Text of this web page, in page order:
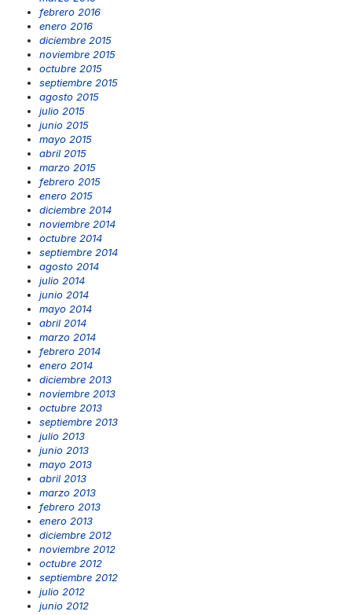
febrero 2016
enero 2016
diciembre 2015
noviembre 2015
octubre 2015
septiembre 2015
agosto 2015
julio 2015
junio 2015
mayo 2015
abril 2015
marzo 2015
febrero 2015
enero 2015
diciembre 2014
noviembre 2014
octubre 2014
septiembre 2014
agosto 2014
julio 2014
junio 2014
mayo 2014
abril 2014
marzo 2014
febrero 2014
enero 2014
diciembre 2013
noviembre 2013
octubre 2013
septiembre 2013
julio 2013
junio 2013
mayo 2013
abril 2013
marzo 2013
febrero 2013
enero 2013
diciembre 2012
noviembre 2012
octubre 2012
septiembre 2012
julio 2012
junio 2012